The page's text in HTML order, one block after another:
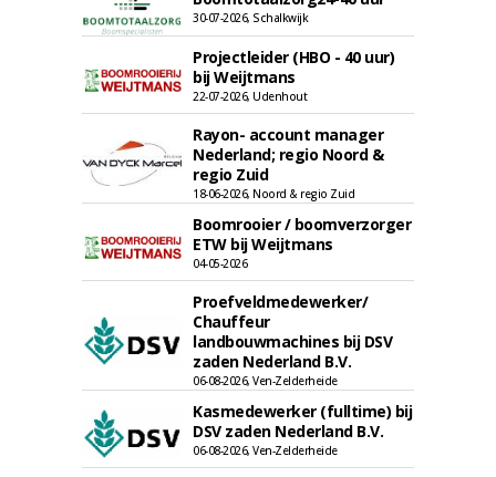
30-07-2026, Schalkwijk
Projectleider (HBO - 40 uur)
bij Weijtmans
22-07-2026, Udenhout
Rayon- account manager
Nederland; regio Noord &
regio Zuid
18-06-2026, Noord & regio Zuid
Boomrooier / boomverzorger
ETW bij Weijtmans
04-05-2026
Proefveldmedewerker/
Chauffeur
landbouwmachines bij DSV
zaden Nederland B.V.
06-08-2026, Ven-Zelderheide
Kasmedewerker (fulltime) bij
DSV zaden Nederland B.V.
06-08-2026, Ven-Zelderheide